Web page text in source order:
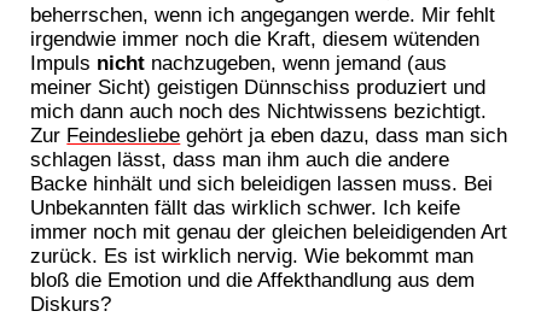
beherrschen, wenn ich angegangen werde. Mir fehlt
irgendwie immer noch die Kraft, diesem wütenden
Impuls nicht nachzugeben, wenn jemand (aus
meiner Sicht) geistigen Dünnschiss produziert und
mich dann auch noch des Nichtwissens bezichtigt.
Zur Feindesliebe gehört ja eben dazu, dass man sich
schlagen lässt, dass man ihm auch die andere
Backe hinhält und sich beleidigen lassen muss. Bei
Unbekannten fällt das wirklich schwer. Ich keife
immer noch mit genau der gleichen beleidigenden Art
zurück. Es ist wirklich nervig. Wie bekommt man
bloß die Emotion und die Affekthandlung aus dem
Diskurs?